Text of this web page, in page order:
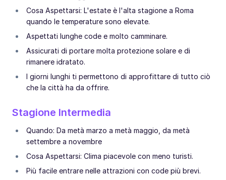
Cosa Aspettarsi: L'estate è l'alta stagione a Roma
quando le temperature sono elevate.
Aspettati lunghe code e molto camminare.
Assicurati di portare molta protezione solare e di
rimanere idratato.
I giorni lunghi ti permettono di approfittare di tutto ciò
che la città ha da offrire.
Stagione Intermedia
Quando: Da metà marzo a metà maggio, da metà
settembre a novembre
Cosa Aspettarsi: Clima piacevole con meno turisti.
Più facile entrare nelle attrazioni con code più brevi.